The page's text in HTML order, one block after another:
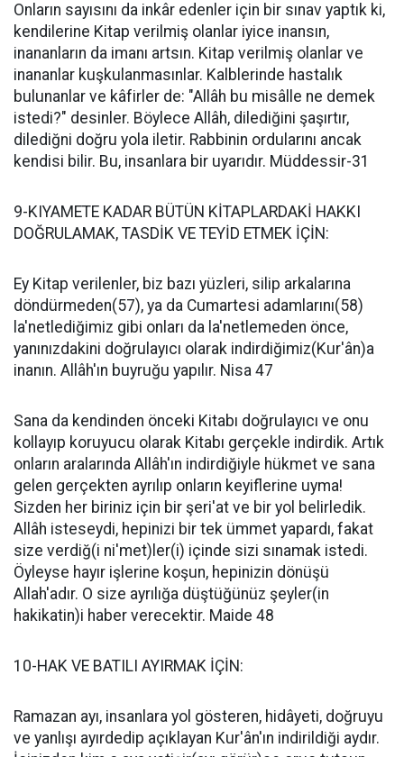
Onların sayısını da inkâr edenler için bir sınav yaptık ki,
kendilerine Kitap verilmiş olanlar iyice inansın,
inananların da imanı artsın. Kitap verilmiş olanlar ve
inananlar kuşkulanmasınlar. Kalblerinde hastalık
bulunanlar ve kâfirler de: "Allâh bu misâlle ne demek
istedi?" desinler. Böylece Allâh, dilediğini şaşırtır,
dilediğni doğru yola iletir. Rabbinin ordularını ancak
kendisi bilir. Bu, insanlara bir uyarıdır. Müddessir-31
9-KIYAMETE KADAR BÜTÜN KİTAPLARDAKİ HAKKI
DOĞRULAMAK, TASDİK VE TEYİD ETMEK İÇİN:
Ey Kitap verilenler, biz bazı yüzleri, silip arkalarına
döndürmeden(57), ya da Cumartesi adamlarını(58)
la'netlediğimiz gibi onları da la'netlemeden önce,
yanınızdakini doğrulayıcı olarak indirdiğimiz(Kur'ân)a
inanın. Allâh'ın buyruğu yapılır. Nisa 47
Sana da kendinden önceki Kitabı doğrulayıcı ve onu
kollayıp koruyucu olarak Kitabı gerçekle indirdik. Artık
onların aralarında Allâh'ın indirdiğiyle hükmet ve sana
gelen gerçekten ayrılıp onların keyiflerine uyma!
Sizden her biriniz için bir şeri'at ve bir yol belirledik.
Allâh isteseydi, hepinizi bir tek ümmet yapardı, fakat
size verdiğ(i ni'met)ler(i) içinde sizi sınamak istedi.
Öyleyse hayır işlerine koşun, hepinizin dönüşü
Allah'adır. O size ayrılığa düştüğünüz şeyler(in
hakikatin)i haber verecektir. Maide 48
10-HAK VE BATILI AYIRMAK İÇİN:
Ramazan ayı, insanlara yol gösteren, hidâyeti, doğruyu
ve yanlışı ayırdedip açıklayan Kur'ân'ın indirildiği aydır.